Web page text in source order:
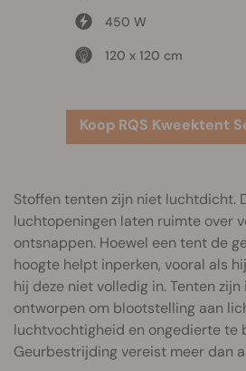
450 W
120 x 120 cm
Koop RQS Kweektent
Stoffen tenten zijn niet luchtdicht.
luchtopeningen laten ruimte over
ontsnappen. Hoewel een tent de
hoogte helpt inperken, vooral als
hij deze niet volledig in. Tenten
ontworpen om blootstelling aan
luchtvochtigheid en ongedierte te
Geurbestrijding vereist meer dan